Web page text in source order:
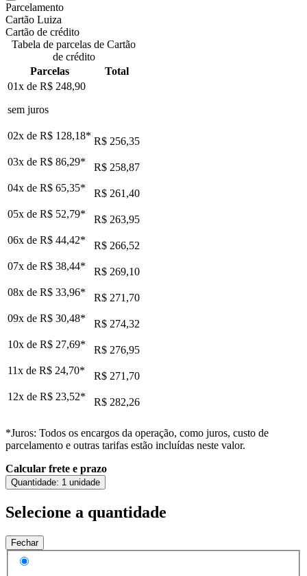
Parcelamento
Cartão Luiza
Cartão de crédito
Tabela de parcelas de Cartão
de crédito
Parcelas
Total
01x de R$ 248,90
sem juros
02x de R$ 128,18* R$ 256,35
03x de R$ 86,29*
R$ 258,87
04x de R$ 65,35*
R$ 261,40
05x de R$ 52,79*
R$ 263,95
06x de R$ 44,42*
R$ 266,52
07x de R$ 38,44*
R$ 269,10
08x de R$ 33,96*
R$ 271,70
09x de R$ 30,48*
R$ 274,32
10x de R$ 27,69*
R$ 276,95
11x de R$ 24,70*
R$ 271,70
12x de R$ 23,52* R$ 282,26
*Juros: Todos os encargos da operação, como juros, custo de
parcelamento e outras tarifas estão incluídas neste valor.
Calcular frete e prazo
Quantidade: 1 unidade
Selecione a quantidade
Fechar